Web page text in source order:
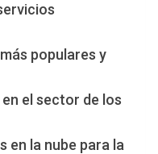
populares y
el sector de los
en la nube para la